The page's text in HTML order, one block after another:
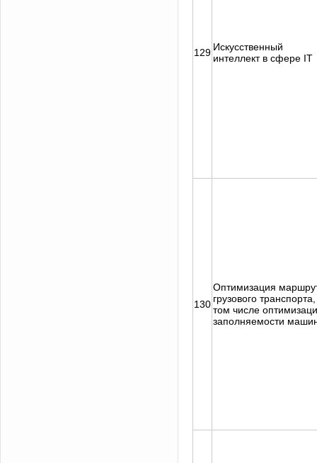
129 Искусственный
интеллект в сфере IT
130
Оптимизация
грузового
том числе
заполняемости